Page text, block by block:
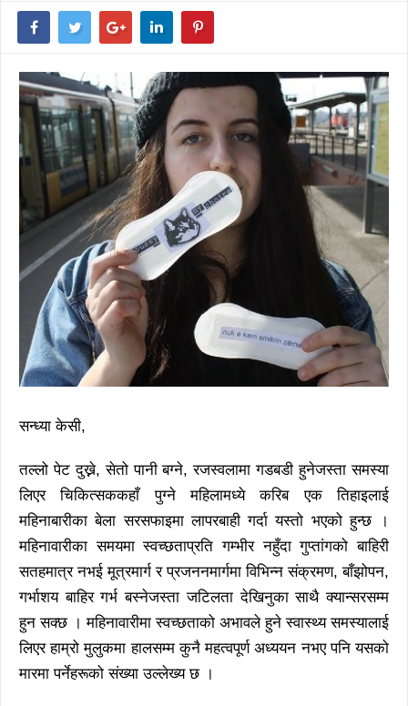
सन्ध्या केसी,
तल्लो पेट दुख्ने, सेतो पानी बग्ने, रजस्वलामा गडबडी हुनेजस्ता समस्या
लिएर चिकित्सककहाँ पुग्ने महिलामध्ये करिब एक तिहाइलाई
महिनाबारीका बेला सरसफाइमा लापरबाही गर्दा यस्तो भएको हुन्छ ।
महिनावारीका समयमा स्वच्छताप्रति गम्भीर नहुँदा गुप्तांगको बाहिरी
सतहमात्र नभई मूत्रमार्ग र प्रजननमार्गमा विभिन्न संक्रमण, बाँझोपन,
गर्भाशय बाहिर गर्भ बस्नेजस्ता जटिलता देखिनुका साथै क्यान्सरसम्म
हुन सक्छ । महिनावारीमा स्वच्छताको अभावले हुने स्वास्थ्य समस्यालाई
लिएर हाम्रो मुलुकमा हालसम्म कुनै महत्वपूर्ण अध्ययन नभए पनि यसको
मारमा पर्नेहरूको संख्या उल्लेख्य छ ।